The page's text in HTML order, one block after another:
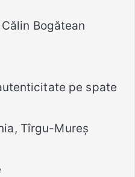
Călin Bogătean
pe spate
Tîrgu-Mureș